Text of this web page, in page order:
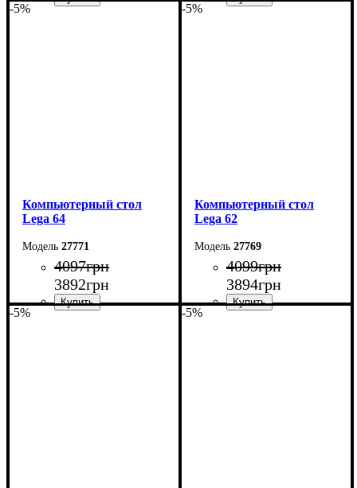
-5%
Компьютерный стол
Lega 64
27771
4097грн
3892грн
-5%
Компьютерный стол
Lega 62
27769
4099грн
3894грн
-5% -5%